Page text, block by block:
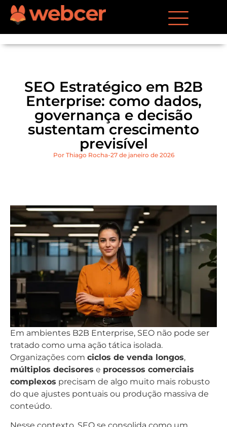
SEO Estratégico em B2B
Enterprise: como dados,
governança e decisão
sustentam crescimento
previsível
PorThiago Rocha 27 de janeiro de 2026
Em ambientes B2B Enterprise, SEO não pode ser
tratado como uma ação tática isolada.
Organizações com ciclos de venda longos,
múltiplos decisores e processos comerciais
complexos precisam de algo muito mais robusto
do que ajustes pontuais ou produção massiva de
conteúdo.